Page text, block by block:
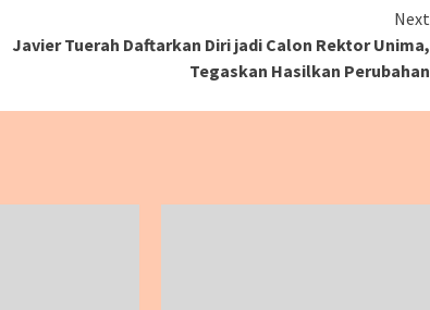
Next
Javier Tuerah Daftarkan Diri jadi Calon Rektor Unima,
Tegaskan Hasilkan Perubahan